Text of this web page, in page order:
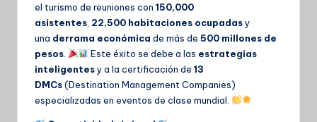
el turismo de reuniones con 150,000
asistentes 22,500 habitaciones ocupadasy
una derrama económica de más de 500 millones de
pesos
Este éxito se debe a las estrategias
inteligentesy a la certificación de 13
DMCs(Destination Management Companies)
especializadas en eventos de clase mundial.